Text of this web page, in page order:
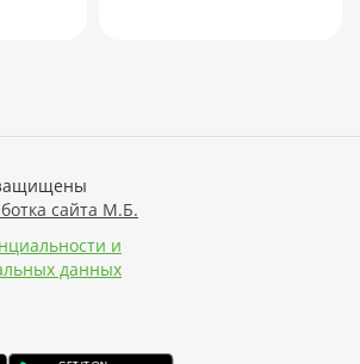
сайта М.Б.
и
данных